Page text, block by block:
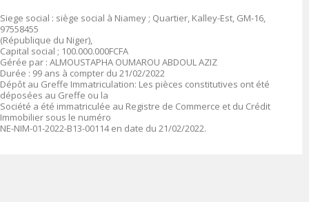
Siege social : siège social à Niamey ; Quartier, Kalley-Est, GM-16,
97558455
(République du Niger),
Capital social ; 100.000.000FCFA
Gérée par : ALMOUSTAPHA OUMAROU ABDOUL AZIZ
Durée : 99 ans à compter du 21/02/2022
Dépôt au Greffe Immatriculation: Les pièces constitutives ont été
déposées au Greffe ou la
Société a été immatriculée au Registre de Commerce et du Crédit
Immobilier sous le numéro
NE-NIM-01-2022-B13-00114 en date du 21/02/2022.